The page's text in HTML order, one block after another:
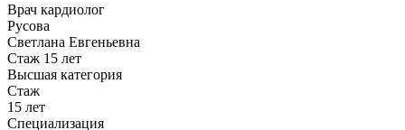
Врач кардиолог
Русова
Светлана Евгеньевна
Стаж 15 лет
Высшая категория
Стаж
15 лет
Специализация